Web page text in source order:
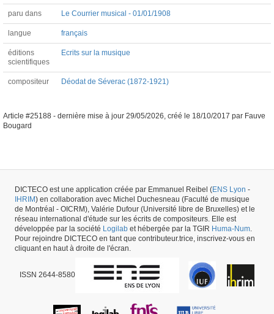
paru dans Le Courrier musical - 01/01/1908
langue français
éditions
scientifiques
Ecrits sur la musique
compositeur Déodat de Séverac (1872-1921)
Article #25188 - dernière mise à jour 29/05/2026, créé le 18/10/2017 par Fauve
Bougard
DICTECO est une application créée par Emmanuel Reibel (ENS Lyon -
IHRIM) en collaboration avec Michel Duchesneau (Faculté de musique
de Montréal - OICRM), Valérie Dufour (Université libre de Bruxelles) et le
réseau international d'étude sur les écrits de compositeurs. Elle est
développée par la société Logilab et hébergée par la TGIR Huma-Num
Pour rejoindre DICTECO en tant que contributeur.trice, inscrivez-vous en
cliquant en haut à droite de l'écran.
ISSN 2644-8580